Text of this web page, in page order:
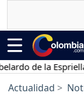
de la Espriella
Actualidad